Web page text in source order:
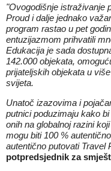
"Ovogodišnje istraživanje
Proud i dalje jednako
program rastao u pet
entuzijazmom prihvatili
Edukacija je sada
142.000 objekata,
prijateljskih objekata u
svijeta.
Unatoč izazovima i
putnici poduzimaju kako
onih na globalnoj razini
mogu biti 100 %
autentično putovati Travel
potpredsjednik za